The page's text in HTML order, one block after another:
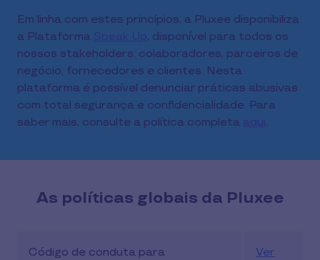
Em linha com estes princípios, a Pluxee disponibiliza
a Plataforma Speak Up, disponível para todos os
nossos stakeholders: colaboradores, parceiros de
negócio, fornecedores e clientes. Nesta
plataforma é possível denunciar práticas abusivas
com total segurança e confidencialidade. Para
saber mais, consulte a política completa aqui.
As políticas globais da Pluxee
Código de conduta para
Ver